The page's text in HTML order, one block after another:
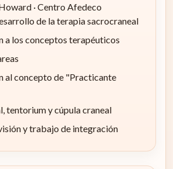
· Centro Afedeco
de la terapia sacrocraneal
a los conceptos terapéuticos
al concepto de "Practicante
tentorium y cúpula craneal
y trabajo de integración